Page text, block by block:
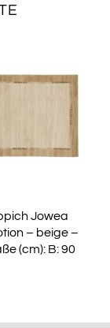
Jowea
– beige –
(cm): B: 90